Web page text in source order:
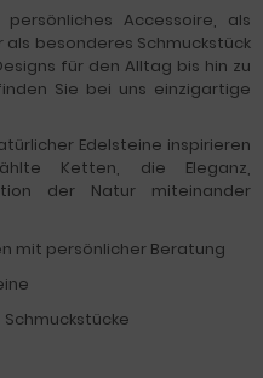
Accessoire, als
besonderes Schmuckstück
für den Alltag bis hin zu
Sie bei uns einzigartige
Edelsteine inspirieren
Ketten, die Eleganz,
der Natur miteinander
mit persönlicher Beratung